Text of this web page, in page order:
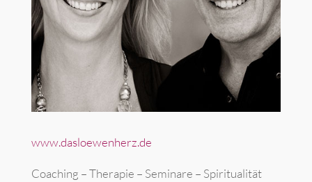
www.dasloewenherz.de
Coaching – Therapie – Seminare – Spiritualität